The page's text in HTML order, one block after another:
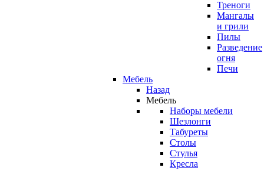
Треноги
Мангалы
и грили
Пилы
Разведение
огня
Печи
Мебель
Назад
Мебель
Наборы мебели
Шезлонги
Табуреты
Столы
Стулья
Кресла